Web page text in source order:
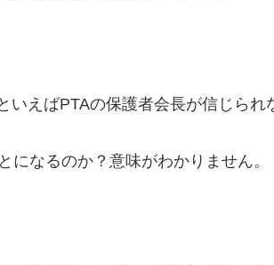
いえばPTAの保護者会長が信じら
になるのか？意味がわかりません。